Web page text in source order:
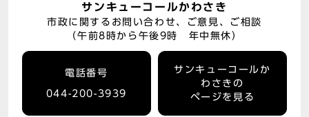
サンキューコールかわさき
市政に関するお問い合わせ、ご意見、ご相談
（午前8時から午後9時 年中無休）
電話番号
044-200-3939
サンキューコールか
わさきの
ページを見る